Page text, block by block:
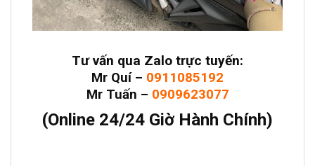
Tư vấn qua Zalo trực tuyến:
Mr Quí – 0911085192
Mr Tuấn – 0909623077
(Online 24/24 Giờ Hành Chính)